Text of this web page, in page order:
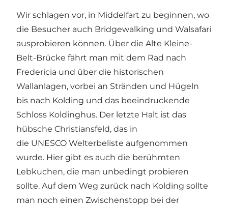
Wir schlagen vor, in Middelfart zu beginnen, wo
die Besucher auch Bridgewalking und Walsafari
ausprobieren können. Über die Alte Kleine-
Belt-Brücke fährt man mit dem Rad nach
Fredericia und über die historischen
Wallanlagen, vorbei an Stränden und Hügeln
bis nach Kolding und das beeindruckende
Schloss Koldinghus. Der letzte Halt ist das
hübsche Christiansfeld, das in
die UNESCO Welterbeliste aufgenommen
wurde. Hier gibt es auch die berühmten
Lebkuchen, die man unbedingt probieren
sollte. Auf dem Weg zurück nach Kolding sollte
man noch einen Zwischenstopp bei der